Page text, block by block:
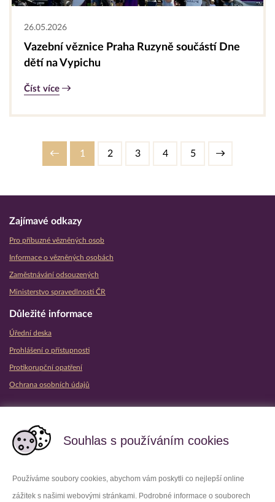
Souhlas s používáním cookies
Používáme soubory cookies, abychom vám poskytli co nejlepší online
zážitek s našimi webovými stránkami. Podrobné informace o souborech
26.05.2026
Vazební věznice Praha Ruzyně součástí Dne
dětí na Vypichu
Číst více
1 2 3 4 5
Zajímavé odkazy
Pro příbuzné vězněných osob
Informace o vězněných osobách
Zaměstnávání odsouzených
Ministerstvo spravedlnosti ČR
Důležité informace
Úřední deska
Prohlášení o přístupnosti
Protikorupční opatření
Ochrana osobních údajů